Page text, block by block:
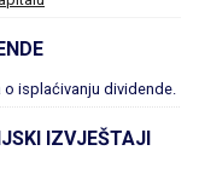
isplaćivanju dividende.
IZVJEŠTAJI